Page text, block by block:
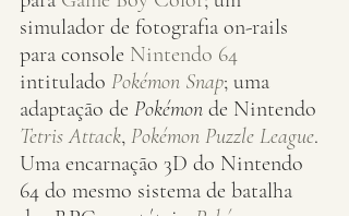
simulador de fotografia on-rails
para console Nintendo 64
intitulado Pokémon Snap; uma
adaptação de Pokémon de Nintendo
Tetris Attack, Pokémon Puzzle League.
Uma encarnação 3D do Nintendo
64 do mesmo sistema de batalha